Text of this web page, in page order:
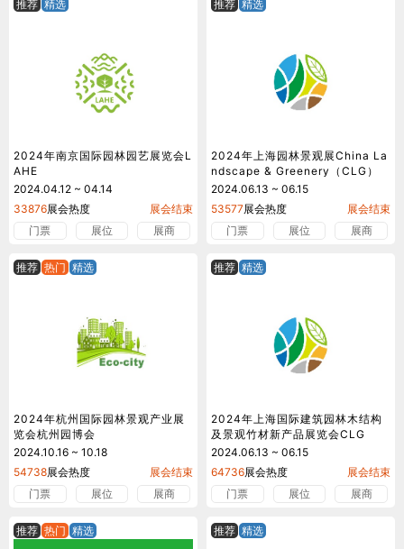
推荐 精选
2024年南京国际园林园艺展览会L
AHE
2024.04.12 ~ 04.14
33876展会热度
展会结束
门票
展位 展商
推荐 精选
2024年上海园林景观展China La
ndscape & Greenery（CLG）
2024.06.13 ~ 06.15
53577展会热度
展会结束
门票
展位 展商
推荐 热门 精选
2024年杭州国际园林景观产业展
览会杭州园博会
2024.10.16 ~ 10.18
54738展会热度
展会结束
门票
展位 展商
推荐 精选
2024年上海国际建筑园林木结构
及景观竹材新产品展览会CLG
2024.06.13 ~ 06.15
64736展会热度
展会结束
门票
展位 展商
推荐 热门 精选 推荐 精选